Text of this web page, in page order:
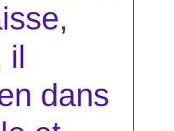
il
dans